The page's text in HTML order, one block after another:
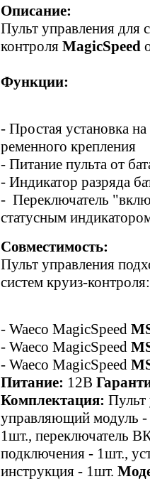
Описание:
Пульт управления для
контроля MagicSpeed
Функции:
- Простая установка
ременного крепления
- Питание пульта от
- Индикатор разряда
- Переключатель
статусным
Совместимость:
Пульт управления
систем круиз-контроля:
- Waeco MagicSpeed
- Waeco MagicSpeed
- Waeco MagicSpeed
Питание: 12В
Комплектация: Пульт
управляющий модуль
1шт., переключатель
подключения - 1шт.,
инструкция - 1шт.